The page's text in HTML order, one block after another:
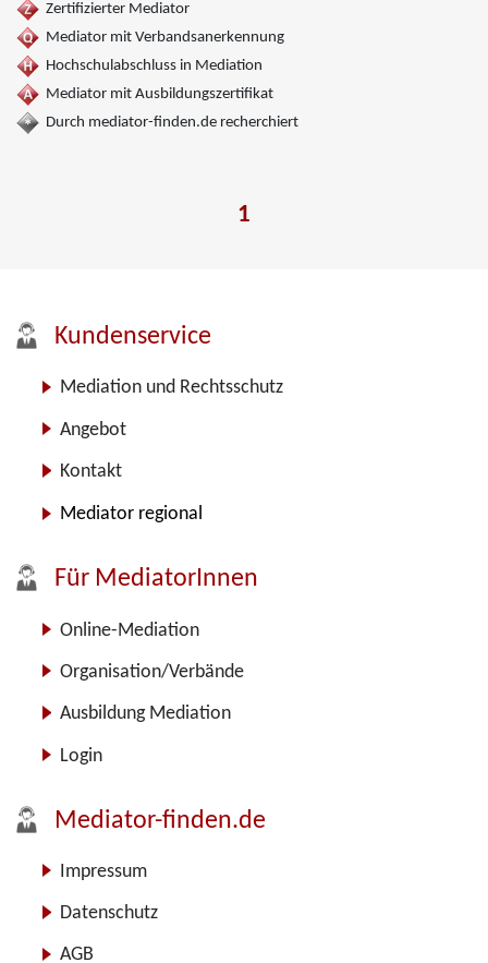
Zertifizierter Mediator
Mediator mit Verbandsanerkennung
Hochschulabschluss in Mediation
Mediator mit Ausbildungszertifikat
Durch mediator-finden.de recherchiert
1
Kundenservice
Mediation und Rechtsschutz
Angebot
Kontakt
Mediator regional
Für MediatorInnen
Online-Mediation
Organisation/Verbände
Ausbildung Mediation
Login
Mediator-finden.de
Impressum
Datenschutz
AGB